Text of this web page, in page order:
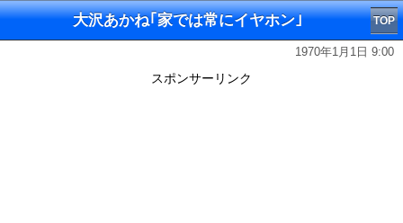
大沢あかね｢家では常にイヤホン｣ TOP
1970年1月1日 9:00
スポンサーリンク